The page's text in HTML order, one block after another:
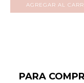
AGREGAR AL
PARA